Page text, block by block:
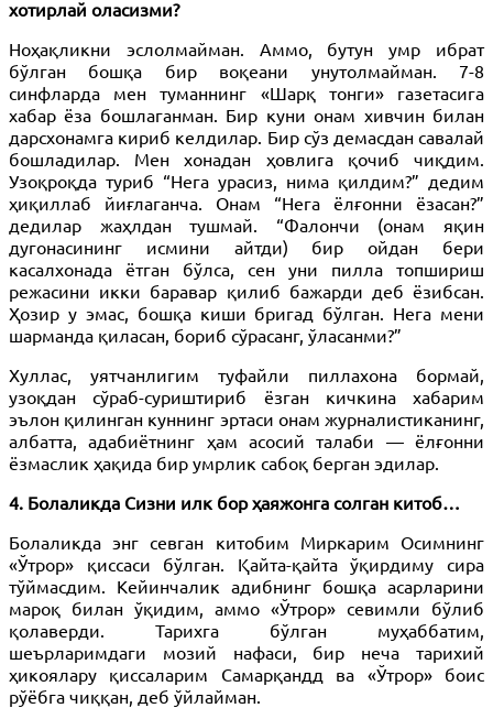
хотирлай оласизми?
Ноҳақликни эслолмайман. Аммо, бутун умр ибрат
бўлган бошқа бир воқеани унутолмайман. 7-8
синфларда мен туманнинг «Шарқ тонги» газетасига
хабар ёза бошлаганман. Бир куни онам хивчин билан
дарсхонамга кириб келдилар. Бир сўз демасдан савалай
бошладилар. Мен хонадан ҳовлига қочиб чиқдим.
Узоқроқда туриб “Нега урасиз, нима қилдим?” дедим
ҳиқиллаб йиғлаганча. Онам “Нега ёлғонни ёзасан?”
дедилар жаҳлдан тушмай. “Фалончи (онам яқин
дугонасининг исмини айтди) бир ойдан бери
касалхонада ётган бўлса, сен уни пилла топшириш
режасини икки баравар қилиб бажарди деб ёзибсан.
Ҳозир у эмас, бошқа киши бригад бўлган. Нега мени
шарманда қиласан, бориб сўрасанг, ўласанми?”
Хуллас, уятчанлигим туфайли пиллахона бормай,
узоқдан сўраб-суриштириб ёзган кичкина хабарим
эълон қилинган куннинг эртаси онам журналистиканинг,
албатта, адабиётнинг ҳам асосий талаби — ёлғонни
ёзмаслик ҳақида бир умрлик сабоқ берган эдилар.
4. Болаликда Сизни илк бор ҳаяжонга солган китоб…
Болаликда энг севган китобим Миркарим Осимнинг
«Ўтрор» қиссаси бўлган. Қайта-қайта ўқирдиму сира
тўймасдим. Кейинчалик адибнинг бошқа асарларини
мароқ билан ўқидим, аммо «Ўтрор» севимли бўлиб
қолаверди. Тарихга бўлган муҳаббатим,
шеърларимдаги мозий нафаси, бир неча тарихий
ҳикоялару қиссаларим Самарқандд ва «Ўтрор» боис
рўёбга чиққан, деб ўйлайман.